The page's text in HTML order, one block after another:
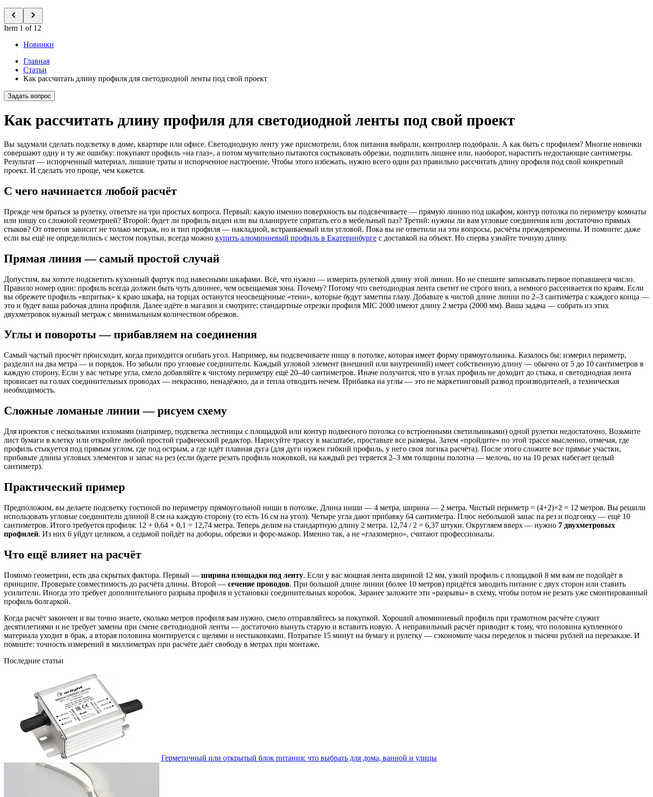
Item 1 of 12
Новинки
Главная
Статьи
Как рассчитать длину профиля для светодиодной ленты под свой проект
Задать вопрос
Как рассчитать длину профиля для светодиодной ленты под свой проект
Вы задумали сделать подсветку в доме, квартире или офисе. Светодиодную ленту уже присмотрели, блок питания выбрали, контроллер подобрали. А как быть с профилем? Многие новички
совершают одну и ту же ошибку: покупают профиль «на глаз», а потом мучительно пытаются состыковать обрезки, подпилить лишнее или, наоборот, нарастить недостающие сантиметры.
Результат — испорченный материал, лишние траты и испорченное настроение. Чтобы этого избежать, нужно всего один раз правильно рассчитать длину профиля под свой конкретный
проект. И сделать это проще, чем кажется.
С чего начинается любой расчёт
Прежде чем браться за рулетку, ответьте на три простых вопроса. Первый: какую именно поверхность вы подсвечиваете — прямую линию под шкафом, контур потолка по периметру комнаты
или нишу со сложной геометрией? Второй: будет ли профиль виден или вы планируете спрятать его в мебельный паз? Третий: нужны ли вам угловые соединения или достаточно прямых
стыков? От ответов зависит не только метраж, но и тип профиля — накладной, встраиваемый или угловой. Пока вы не ответили на эти вопросы, расчёты преждевременны. И помните: даже
если вы ещё не определились с местом покупки, всегда можно купить алюминиевый профиль в Екатеринбурге с доставкой на объект. Но сперва узнайте точную длину.
Прямая линия — самый простой случай
Допустим, вы хотите подсветить кухонный фартук под навесными шкафами. Всё, что нужно — измерить рулеткой длину этой линии. Но не спешите записывать первое попавшееся число.
Правило номер один: профиль всегда должен быть чуть длиннее, чем освещаемая зона. Почему? Потому что светодиодная лента светит не строго вниз, а немного рассеивается по краям. Если
вы обрежете профиль «впритык» к краю шкафа, на торцах останутся неосвещённые «тени», которые будут заметны глазу. Добавьте к чистой длине линии по 2–3 сантиметра с каждого конца —
это и будет ваша рабочая длина профиля. Далее идёте в магазин и смотрите: стандартные отрезки профиля MIC 2000 имеют длину 2 метра (2000 мм). Ваша задача — собрать из этих
двухметровок нужный метраж с минимальным количеством обрезков.
Углы и повороты — прибавляем на соединения
Самый частый просчёт происходит, когда приходится огибать угол. Например, вы подсвечиваете нишу в потолке, которая имеет форму прямоугольника. Казалось бы: измерил периметр,
разделил на два метра — и порядок. Но забыли про угловые соединители. Каждый угловой элемент (внешний или внутренний) имеет собственную длину — обычно от 5 до 10 сантиметров в
каждую сторону. Если у вас четыре угла, смело добавляйте к чистому периметру ещё 20–40 сантиметров. Иначе получится, что в углах профиль не доходит до стыка, и светодиодная лента
провисает на голых соединительных проводах — некрасиво, ненадёжно, да и тепла отводить нечем. Прибавка на углы — это не маркетинговый развод производителей, а техническая
необходимость.
Сложные ломаные линии — рисуем схему
Для проектов с несколькими изломами (например, подсветка лестницы с площадкой или контур подвесного потолка со встроенными светильниками) одной рулетки недостаточно. Возьмите
лист бумаги в клетку или откройте любой простой графический редактор. Нарисуйте трассу в масштабе, проставьте все размеры. Затем «пройдите» по этой трассе мысленно, отмечая, где
профиль стыкуется под прямым углом, где под острым, а где идёт плавная дуга (для дуги нужен гибкий профиль, у него своя логика расчёта). После этого сложите все прямые участки,
прибавьте длины угловых элементов и запас на рез (если будете резать профиль ножовкой, на каждый рез теряется 2–3 мм толщины полотна — мелочь, но на 10 резах набегает целый
сантиметр).
Практический пример
Предположим, вы делаете подсветку гостиной по периметру прямоугольной ниши в потолке. Длина ниши — 4 метра, ширина — 2 метра. Чистый периметр = (4+2)×2 = 12 метров. Вы решили
использовать угловые соединители длиной 8 см на каждую сторону (то есть 16 см на угол). Четыре угла дают прибавку 64 сантиметра. Плюс небольшой запас на рез и подгонку — ещё 10
сантиметров. Итого требуется профиля: 12 + 0,64 + 0,1 = 12,74 метра. Теперь делим на стандартную длину 2 метра. 12,74 / 2 = 6,37 штуки. Округляем вверх — нужно 7 двухметровых
профилей. Из них 6 уйдут целиком, а седьмой пойдёт на доборы, обрезки и форс-мажор. Именно так, а не «глазомерно», считают профессионалы.
Что ещё влияет на расчёт
Помимо геометрии, есть два скрытых фактора. Первый — ширина площадки под ленту. Если у вас мощная лента шириной 12 мм, узкий профиль с площадкой 8 мм вам не подойдёт в
принципе. Проверьте совместимость до расчёта длины. Второй — сечение проводов. При большой длине линии (более 10 метров) придётся заводить питание с двух сторон или ставить
усилители. Иногда это требует дополнительного разрыва профиля и установки соединительных коробок. Заранее заложите эти «разрывы» в схему, чтобы потом не резать уже смонтированный
профиль болгаркой.
Когда расчёт закончен и вы точно знаете, сколько метров профиля вам нужно, смело отправляйтесь за покупкой. Хороший алюминиевый профиль при грамотном расчёте служит
десятилетиями и не требует замены при смене светодиодной ленты — достаточно вынуть старую и вставить новую. А неправильный расчёт приводит к тому, что половина купленного
материала уходит в брак, а вторая половина монтируется с щелями и нестыковками. Потратьте 15 минут на бумагу и рулетку — сэкономите часы переделок и тысячи рублей на перезаказе. И
помните: точность измерений в миллиметрах при расчёте даёт свободу в метрах при монтаже.
Последние статьи
Герметичный или открытый блок питания: что выбрать для дома, ванной и улицы